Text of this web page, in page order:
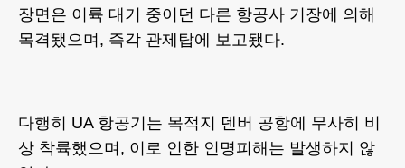
장면은 이륙 대기 중이던 다른 항공사 기장에 의해
목격됐으며, 즉각 관제탑에 보고됐다.
다행히 UA 항공기는 목적지 덴버 공항에 무사히 비
상 착륙했으며, 이로 인한 인명피해는 발생하지 않